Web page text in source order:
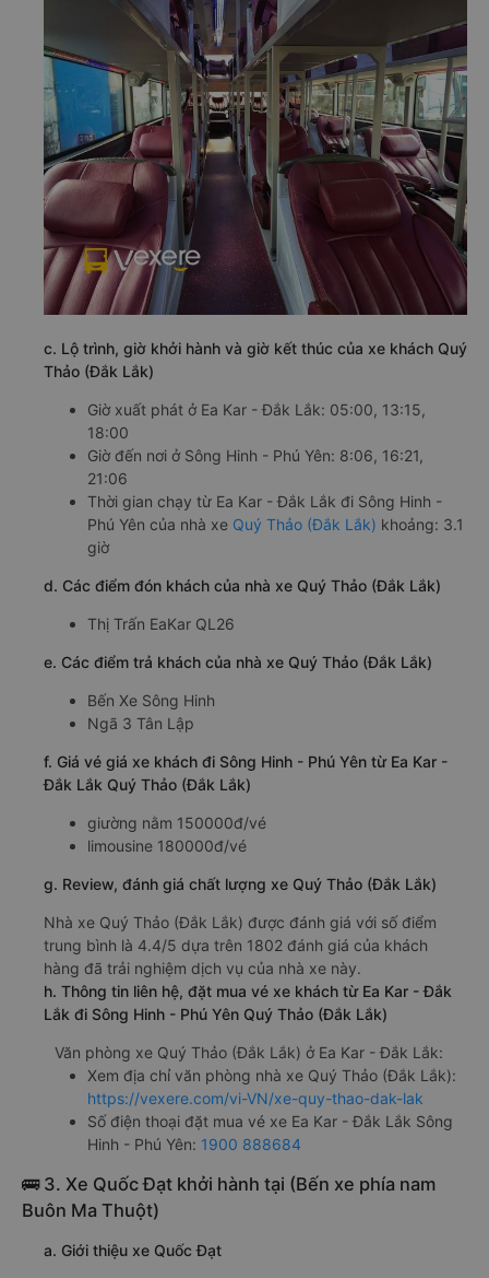
c. Lộ trình, giờ khởi hành và giờ kết thúc của xe khách Quý
Thảo (Đắk Lắk)
Giờ xuất phát ở Ea Kar - Đắk Lắk: 05:00, 13:15,
18:00
Giờ đến nơi ở Sông Hinh - Phú Yên: 8:06, 16:21,
21:06
Thời gian chạy từ Ea Kar - Đắk Lắk đi Sông Hinh -
Phú Yên của nhà xe Quý Thảo (Đắk Lắk) khoảng: 3.1
giờ
d. Các điểm đón khách của nhà xe Quý Thảo (Đắk Lắk)
Thị Trấn EaKar QL26
e. Các điểm trả khách của nhà xe Quý Thảo (Đắk Lắk)
Bến Xe Sông Hinh
Ngã 3 Tân Lập
f. Giá vé giá xe khách đi Sông Hinh - Phú Yên từ Ea Kar -
Đắk Lắk Quý Thảo (Đắk Lắk)
giường nằm 150000đ/vé
limousine 180000đ/vé
g. Review, đánh giá chất lượng xe Quý Thảo (Đắk Lắk)
Nhà xe Quý Thảo (Đắk Lắk) được đánh giá với số điểm
trung bình là 4.4/5 dựa trên 1802 đánh giá của khách
hàng đã trải nghiệm dịch vụ của nhà xe này.
h. Thông tin liên hệ, đặt mua vé xe khách từ Ea Kar - Đắk
Lắk đi Sông Hinh - Phú Yên Quý Thảo (Đắk Lắk)
Văn phòng xe Quý Thảo (Đắk Lắk) ở Ea Kar - Đắk Lắk:
Xem địa chỉ văn phòng nhà xe Quý Thảo (Đắk Lắk):
https://vexere.com/vi-VN/xe-quy-thao-dak-lak
Số điện thoại đặt mua vé xe Ea Kar - Đắk Lắk Sông
Hinh - Phú Yên: 1900 888684
🚌 3. Xe Quốc Đạt khởi hành tại (Bến xe phía nam
Buôn Ma Thuột)
a. Giới thiệu xe Quốc Đạt